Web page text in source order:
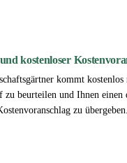
kostenloser
kommt kostenlos
zu beurteilen und Ihnen einen
zu übergeben.